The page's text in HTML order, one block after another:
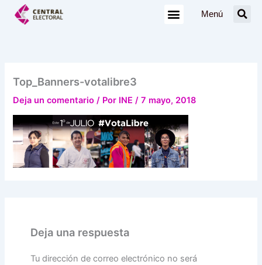
Menú
Top_Banners-votalibre3
Deja un comentario / Por INE/7 mayo, 2018
Deja una respuesta
Tu dirección de correo electrónico no será